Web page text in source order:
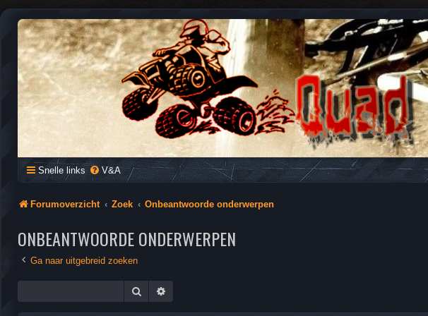
QUAD FORUM NEDERLAND
Het Quad Forum van Nederland en Vlaanderen, voor al je vragen en antwoorden over Quads
Snelle links V&A
Forumoverzicht Zoek Onbeantwoorde onderwerpen
ONBEANTWOORDE ONDERWERPEN
Ga naar uitgebreid zoeken
Zoek